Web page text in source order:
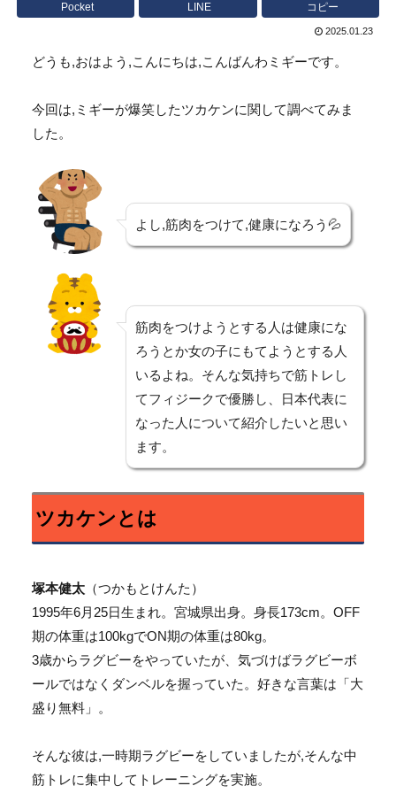
Pocket LINE コピー
2025.01.23
どうも,おはよう,こんにちは,こんばんわミギーです。
今回は,ミギーが爆笑したツカケンに関して調べてみま
した。
よし,筋肉をつけて,健康になろう💦
筋肉をつけようとする人は健康にな
ろうとか女の子にもてようとする人
いるよね。そんな気持ちで筋トレし
てフィジークで優勝し、日本代表に
なった人について紹介したいと思い
ます。
ツカケンとは
塚本健太 （つかもとけんた）
1995年6月25日生まれ。宮城県出身。身長173cm。OFF
期の体重は100kgでON期の体重は80kg。
3歳からラグビーをやっていたが、気づけばラグビーボ
ールではなくダンベルを握っていた。好きな言葉は「大
盛り無料」。
そんな彼は,一時期ラグビーをしていましたが,そんな中
筋トレに集中してトレーニングを実施。